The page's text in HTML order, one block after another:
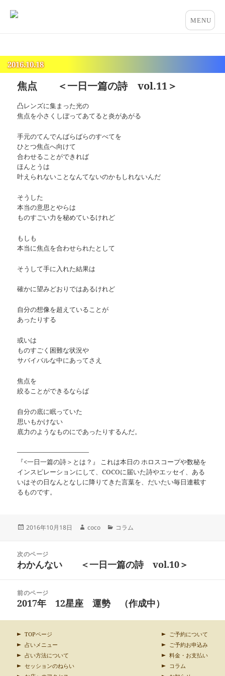
2016.10.18
焦点 ＜一日一篇の詩 vol.11＞
凸レンズに集まった光の
焦点を小さくしぼってあてると炎があがる
手元のてんでんばらばらのすべてを
ひとつ焦点へ向けて
合わせることができれば
ほんとうは
叶えられないことなんてないのかもしれないんだ
そうした
本当の意思とやらは
ものすごい力を秘めているけれど
もしも
本当に焦点を合わせられたとして
そうして手に入れた結果は
確かに望みどおりではあるけれど
自分の想像を超えていることが
あったりする
或いは
ものすごく困難な状況や
サバイバルな中にあってさえ
焦点を
絞ることができるならば
自分の底に眠っていた
思いもかけない
底力のようなものにであったりするんだ。
———————————
『<一日一篇の詩＞とは？』 これは本日の ホロスコープや数秘を
インスピレーションにして、COCOに届いた詩やエッセイ、ある
いはその日なんとなしに降りてきた言葉を、だいたい毎日連載す
るものです。
投
2016年10月18日
作
coco
カ
ー
コラム
次のページ
前
稿:
わかんない ＜一日一篇の詩 vol.10＞
前のページ
次
投
稿:
2017年 12星座 運勢 （作成中）
TOPページ
占いメニュー
占い方法について
セッションのねらい
ご予約について
ご予約お申込み
料金・お支払い
コラム